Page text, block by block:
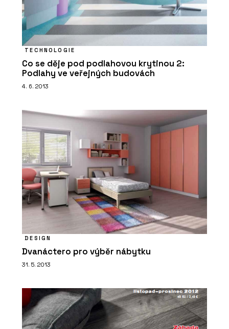
TECHNOLOGIE
Co se děje pod podlahovou krytinou 2:
Podlahy ve veřejných budovách
4. 6. 2013
DESIGN
Dvanáctero pro výběr nábytku
31. 5. 2013